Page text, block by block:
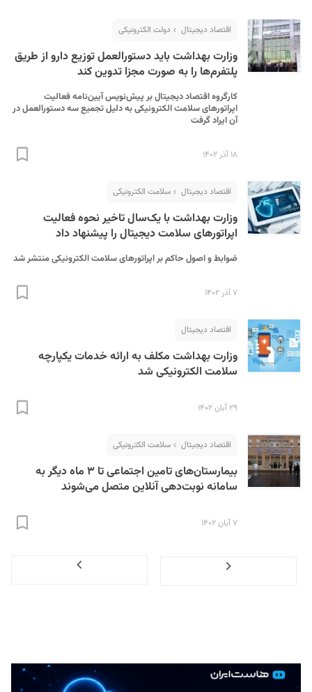
اقتصاد دیجیتال دولت الکترونیکی
وزارت بهداشت باید دستورالعمل توزیع دارو از طریق
پلتفرم‌ها را به صورت مجزا تدوین کند
کارگروه اقتصاد دیجیتال بر پیش‌نویس آیین‌نامه فعالیت
اپراتورهای سلامت الکترونیکی به دلیل تجمیع سه دستورالعمل در
آن ایراد گرفت
۱۸ آذر ۱۴۰۲
اقتصاد دیجیتال سلامت الکترونیکی
وزارت بهداشت با یک‌سال تاخیر نحوه فعالیت
اپراتورهای سلامت دیجیتال را پیشنهاد داد
ضوابط و اصول حاکم بر اپراتورهای سلامت الکترونیکی منتشر شد
۷ آذر ۱۴۰۲
اقتصاد دیجیتال
وزارت بهداشت مکلف به ارائه خدمات یکپارچه
سلامت الکترونیکی شد
۲۹ آبان ۱۴۰۲
اقتصاد دیجیتال سلامت الکترونیکی
بیمارستان‌های تامین اجتماعی تا ۳ ماه دیگر به
سامانه نوبت‌دهی آنلاین متصل می‌‌شوند
۷ آبان ۱۴۰۲